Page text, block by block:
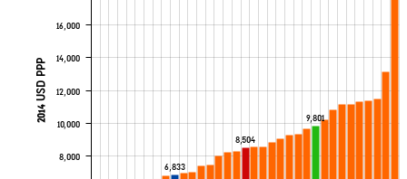
6,833
8,504
9,801
8,000
10,000
12,000
14,000
16,000
2014 USD PPP